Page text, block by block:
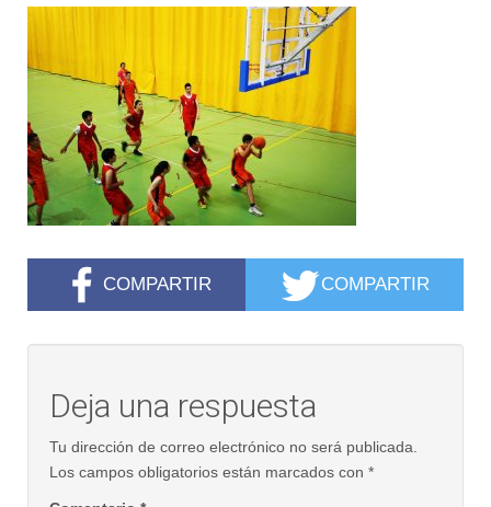
COMPARTIR COMPARTIR
Deja una respuesta
Tu dirección de correo electrónico no será publicada.
Los campos obligatorios están marcados con *